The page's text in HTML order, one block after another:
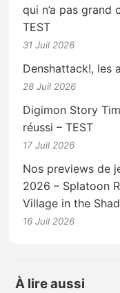
qui n’a pas grand
TEST
31 Juil 2026
Denshattack!, les
28 Juil 2026
Digimon Story
réussi – TEST
17 Juil 2026
Nos previews de
2026 – Splatoon
Village in the
16 Juil 2026
À lire aussi